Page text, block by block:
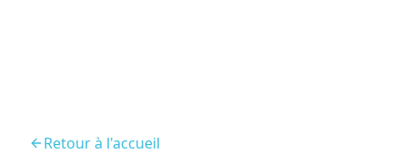
Retour à l'accueil